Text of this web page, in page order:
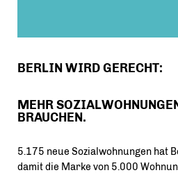
BERLIN WIRD GERECHT:
MEHR
BRAUCHEN.
5.175 neue Sozialwohnungen hat
damit die Marke von 5.000